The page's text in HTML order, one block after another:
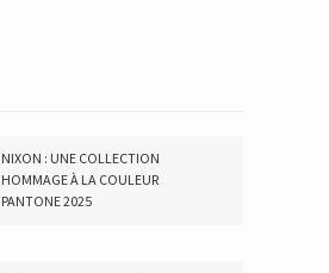
NIXON : UNE COLLECTION
HOMMAGE À LA COULEUR
PANTONE 2025